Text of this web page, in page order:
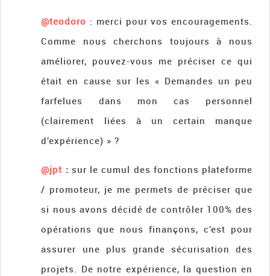
@teodoro : merci pour vos encouragements.
Comme nous cherchons toujours à nous
améliorer, pouvez-vous me préciser ce qui
était en cause sur les « Demandes un peu
farfelues dans mon cas personnel
(clairement liées à un certain manque
d’expérience) » ?
@jpt : sur le cumul des fonctions plateforme
/ promoteur, je me permets de préciser que
si nous avons décidé de contrôler 100% des
opérations que nous finançons, c’est pour
assurer une plus grande sécurisation des
projets. De notre expérience, la question en